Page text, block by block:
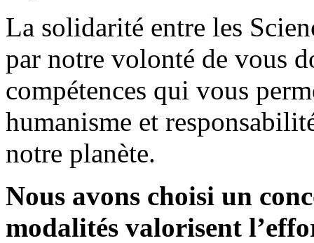
La solidarité entre les
par notre volonté de vous
compétences qui vous
humanisme et
notre planète.
Nous avons choisi un
modalités valorisent